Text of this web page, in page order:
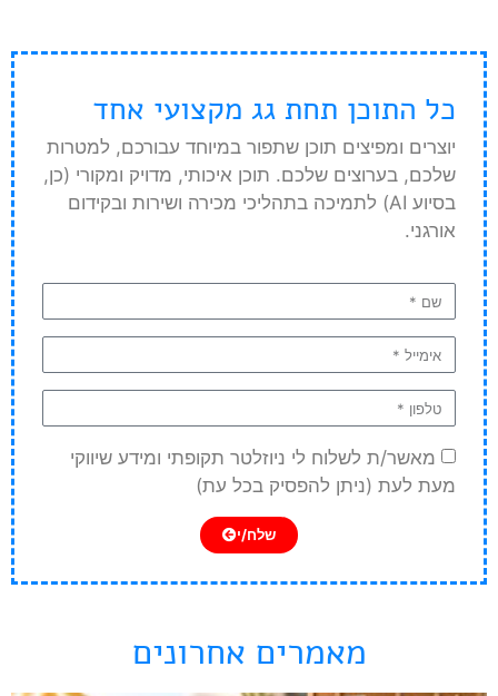
כל התוכן תחת גג מקצועי אחד
יוצרים ומפיצים תוכן שתפור במיוחד עבורכם, למטרות
שלכם, בערוצים שלכם. תוכן איכותי, מדויק ומקורי (כן,
בסיוע AI) לתמיכה בתהליכי מכירה ושירות ובקידום
אורגני.
מאשר/ת לשלוח לי ניוזלטר תקופתי ומידע שיווקי
מעת לעת (ניתן להפסיק בכל עת)
שלח/י
מאמרים אחרונים